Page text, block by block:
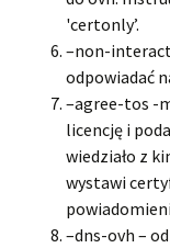
'certonly’.
–non-
odpowiadać
–agree-tos -
licencję i
wiedziało z
wystawi
–dns-ovh –